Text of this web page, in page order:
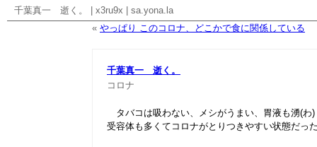
千葉真一 逝く。 x3ru9x
sa.yona.la
« やっぱり このコロナ、どこかで食に関係している
千葉真一 逝く。
コロナ
タバコは吸わない、メシがうまい、胃液も湧(わ
受容体も多くてコロナがとりつきやすい状態だっ